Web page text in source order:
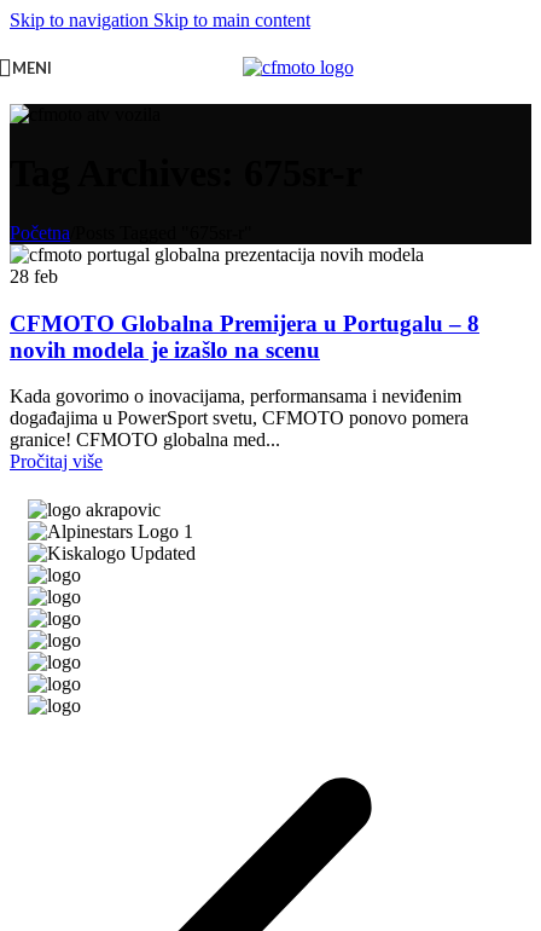
Skip to navigation Skip to main content
MENI
Početna
28 feb
CFMOTO Globalna Premijera u Portugalu – 8
novih modela je izašlo na scenu
Kada govorimo o inovacijama, performansama i neviđenim
događajima u PowerSport svetu, CFMOTO ponovo pomera
granice! CFMOTO globalna med...
Pročitaj više